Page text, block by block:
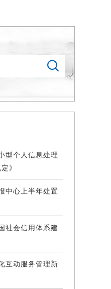
型个人信息处理
》
中心上半年处置
社会信用体系建
互动服务管理新